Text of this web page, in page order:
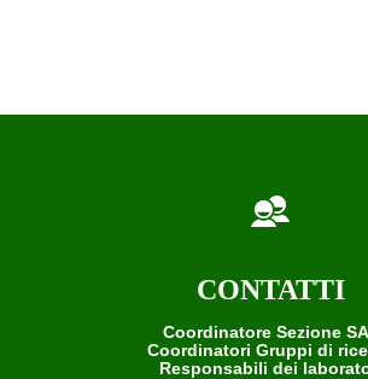
CONTATTI
Coordinatore Sezione
Coordinatori Gruppi di
Responsabili dei